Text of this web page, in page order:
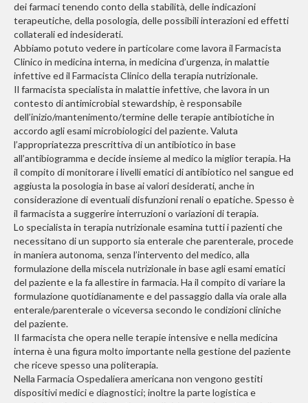
dei farmaci tenendo conto della stabilità, delle indicazioni
terapeutiche, della posologia, delle possibili interazioni ed effetti
collaterali ed indesiderati.
Abbiamo potuto vedere in particolare come lavora il Farmacista
Clinico in medicina interna, in medicina d’urgenza, in malattie
infettive ed il Farmacista Clinico della terapia nutrizionale.
Il farmacista specialista in malattie infettive, che lavora in un
contesto di antimicrobial stewardship, è responsabile
dell’inizio/mantenimento/termine delle terapie antibiotiche in
accordo agli esami microbiologici del paziente. Valuta
l’appropriatezza prescrittiva di un antibiotico in base
all’antibiogramma e decide insieme al medico la miglior terapia. Ha
il compito di monitorare i livelli ematici di antibiotico nel sangue ed
aggiusta la posologia in base ai valori desiderati, anche in
considerazione di eventuali disfunzioni renali o epatiche. Spesso è
il farmacista a suggerire interruzioni o variazioni di terapia.
Lo specialista in terapia nutrizionale esamina tutti i pazienti che
necessitano di un supporto sia enterale che parenterale, procede
in maniera autonoma, senza l’intervento del medico, alla
formulazione della miscela nutrizionale in base agli esami ematici
del paziente e la fa allestire in farmacia. Ha il compito di variare la
formulazione quotidianamente e del passaggio dalla via orale alla
enterale/parenterale o viceversa secondo le condizioni cliniche
del paziente.
Il farmacista che opera nelle terapie intensive e nella medicina
interna è una figura molto importante nella gestione del paziente
che riceve spesso una politerapia.
Nella Farmacia Ospedaliera americana non vengono gestiti
dispositivi medici e diagnostici; inoltre la parte logistica e